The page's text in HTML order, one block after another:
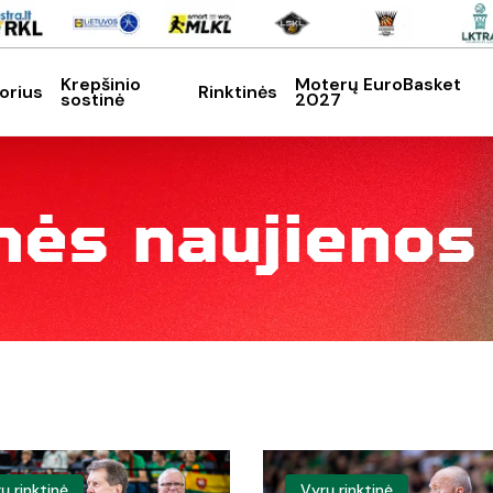
kad nutrauktumėte
Krepšinio
sostinė Rinktinės Moterų EuroBasket
2027
ės naujienos
R.